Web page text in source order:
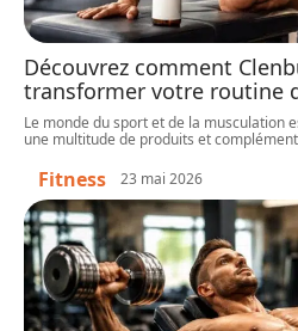
Découvrez comment
transformer votre routine
Le monde du sport et de la musculation
une multitude de produits et
Fitness 23 mai 2026